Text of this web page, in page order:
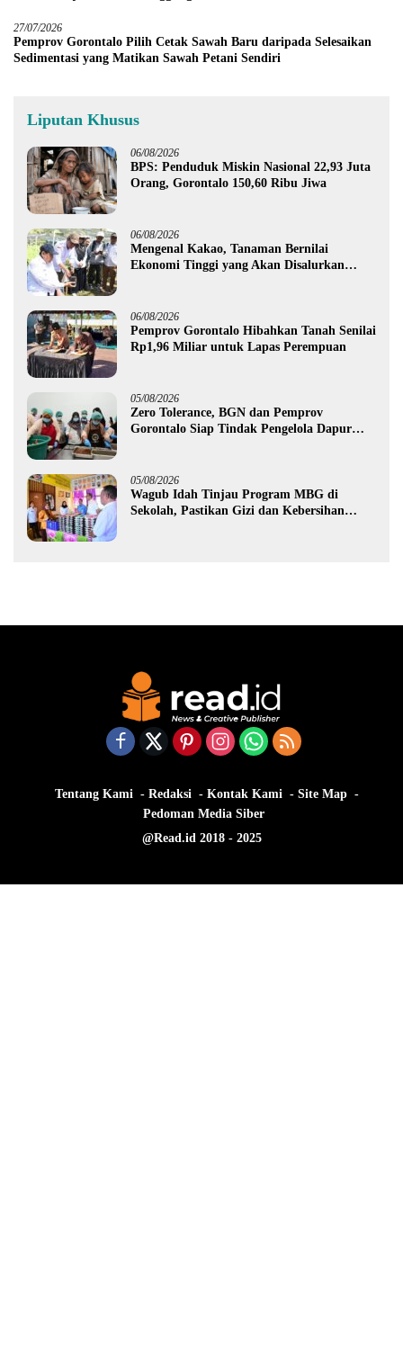
27/07/2026
Pemprov Gorontalo Pilih Cetak Sawah Baru daripada Selesaikan
Sedimentasi yang Matikan Sawah Petani Sendiri
Liputan Khusus
06/08/2026
BPS: Penduduk Miskin Nasional 22,93 Juta
Orang, Gorontalo 150,60 Ribu Jiwa
06/08/2026
Mengenal Kakao, Tanaman Bernilai
Ekonomi Tinggi yang Akan Disalurkan
06/08/2026
Pemprov Gorontalo Hibahkan Tanah Senilai
Rp1,96 Miliar untuk Lapas Perempuan
05/08/2026
Zero Tolerance, BGN dan Pemprov
Gorontalo Siap Tindak Pengelola Dapur
05/08/2026
Wagub Idah Tinjau Program MBG di
Sekolah, Pastikan Gizi dan Kebersihan
Tentang Kami Redaksi Kontak Kami
Site Map
Pedoman Media Siber
@Read.id 2018 - 2025